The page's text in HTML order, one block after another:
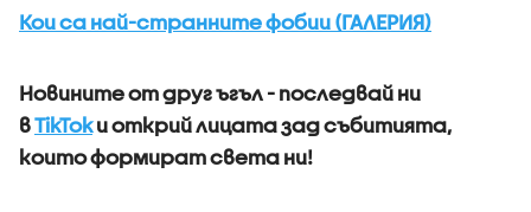
Кои са най-странните фобии (ГАЛЕРИЯ)
Новините от друг ъгъл - последвай ни
вTikTokи открий лицата зад събитията,
които формират света ни!